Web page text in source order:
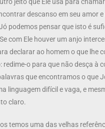
descanso em seu amor
podemos pensar que isto é
com Ele houver um anjo
declarar ao homem o que lhe
redime-o para que não desça à
que encontramos o que
linguagem difícil e vaga, e
claro.
temos uma das velhas